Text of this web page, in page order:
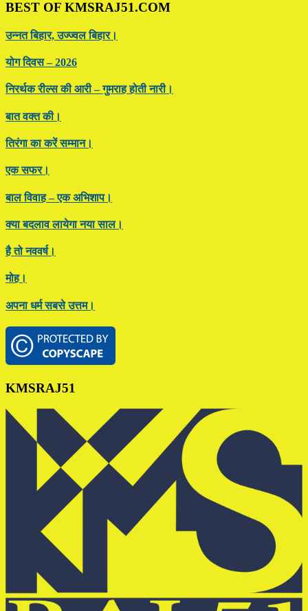
BEST OF KMSRAJ51.COM
उन्नत बिहार, उज्ज्वल बिहार।
योग दिवस – 2026
निरर्थक रील्स की आरी – गुमराह होती नारी।
बात वक्त की।
तिरंगा का करें सम्मान।
एक सफर।
बाल विवाह – एक अभिशाप।
क्या बदलाव लायेगा नया साल।
है तो नववर्ष।
मोह।
अपना धर्म सबसे उत्तम।
Footer
KMSRAJ51